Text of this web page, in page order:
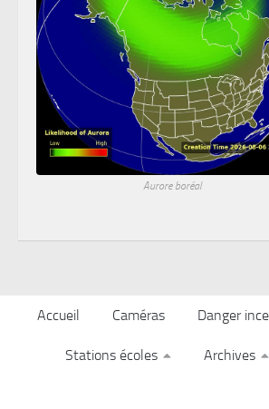
Aurore boréal
Accueil Caméras Danger
Stations écoles Archives